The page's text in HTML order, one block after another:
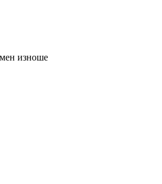
изноше